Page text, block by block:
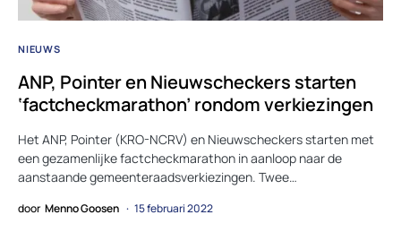
NIEUWS
ANP, Pointer en Nieuwscheckers starten
‘factcheckmarathon’ rondom verkiezingen
Het ANP, Pointer (KRO-NCRV) en Nieuwscheckers starten met
een gezamenlijke factcheckmarathon in aanloop naar de
aanstaande gemeenteraadsverkiezingen. Twee…
door Menno Goosen 15 februari 2022